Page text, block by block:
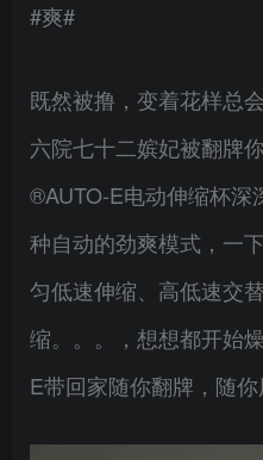
#爽#
既然被撸，变着花样总
六院七十二嫔妃被翻牌
®AUTO-E电动伸缩杯深
种自动的劲爽模式，一
匀低速伸缩、高低速交
缩。。。，想想都开始
E带回家随你翻牌，随你